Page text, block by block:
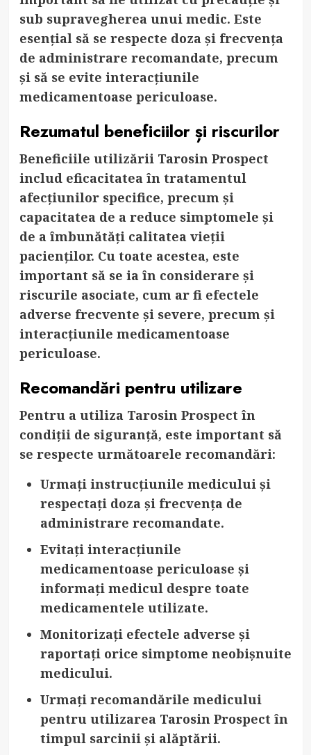
sub supravegherea unui medic. Este
esențial să se respecte doza și frecvența
de administrare recomandate, precum
și să se evite interacțiunile
medicamentoase periculoase.
Rezumatul beneficiilor și riscurilor
Beneficiile utilizării Tarosin Prospect
includ eficacitatea în tratamentul
afecțiunilor specifice, precum și
capacitatea de a reduce simptomele și
de a îmbunătăți calitatea vieții
pacienților. Cu toate acestea, este
important să se ia în considerare și
riscurile asociate, cum ar fi efectele
adverse frecvente și severe, precum și
interacțiunile medicamentoase
periculoase.
Recomandări pentru utilizare
Pentru a utiliza Tarosin Prospect în
condiții de siguranță, este important să
se respecte următoarele recomandări:
Urmați instrucțiunile medicului și
respectați doza și frecvența de
administrare recomandate.
Evitați interacțiunile
medicamentoase periculoase și
informați medicul despre toate
medicamentele utilizate.
Monitorizați efectele adverse și
raportați orice simptome neobișnuite
medicului.
Urmați recomandările medicului
pentru utilizarea Tarosin Prospect în
timpul sarcinii și alăptării.